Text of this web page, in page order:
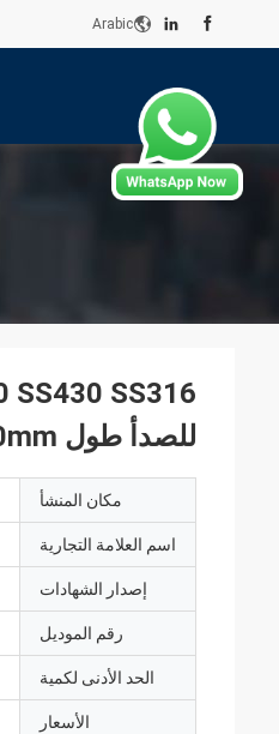
Arabic
للصدأ طول 3000mm-6000mm
مكان المنشأ
اسم العلامة التجارية
إصدار الشهادات
رقم الموديل
الحد الأدنى لكمية
الأسعار